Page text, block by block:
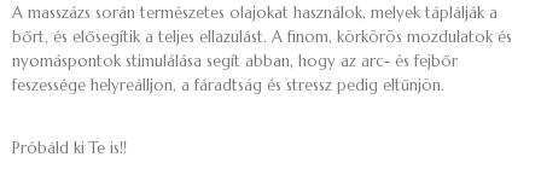
A masszázs során természetes olajokat használok, melyek táplálják a
bőrt, és elősegítik a teljes ellazulást. A finom, körkörös mozdulatok és
nyomáspontok stimulálása segít abban, hogy az arc- és fejbőr
feszessége helyreálljon, a fáradtság és stressz pedig eltűnjön.
Próbáld ki Te is!!